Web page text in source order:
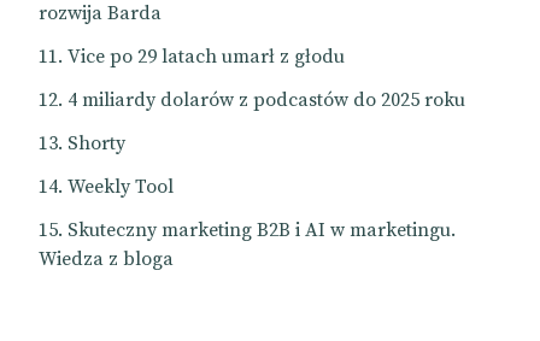
rozwija Barda
Vice po 29 latach umarł z głodu
4 miliardy dolarów z podcastów do 2025 roku
Shorty
Weekly Tool
Skuteczny marketing B2B i AI w marketingu.
Wiedza z bloga